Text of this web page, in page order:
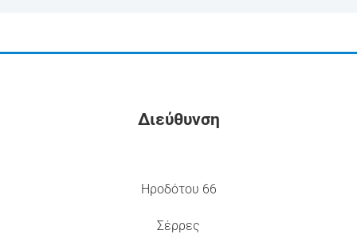
Διεύθυνση
Ηροδότου 66
Σέρρες